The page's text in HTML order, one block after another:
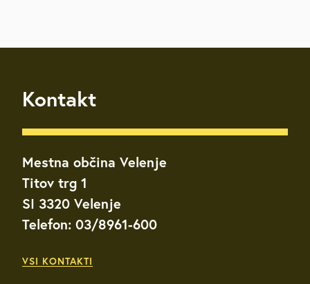
Kontakt
Mestna občina Velenje
Titov trg 1
SI 3320 Velenje
Telefon: 03/8961-600
VSI KONTAKTI